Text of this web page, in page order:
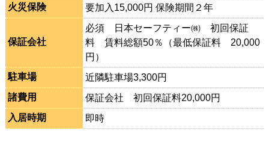
火災保険
要加入15,000円 保険期間２年
保証会社
必須 日本セーフティー㈱ 初回保証
料 賃料総額50％（最低保証料 20,000
円）
駐車場
近隣駐車場3,300円
諸費用
保証会社 初回保証料20,000円
入居時期
即時